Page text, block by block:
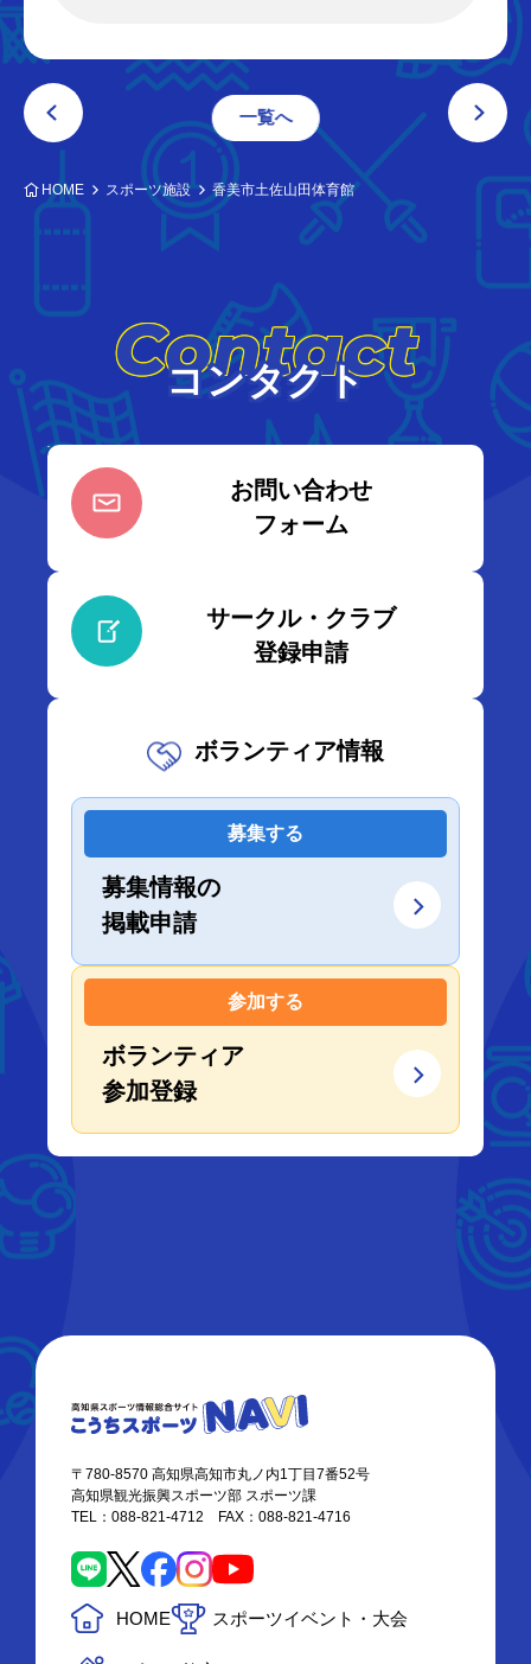
一覧へ
HOME スポーツ施設 香美市土佐山田体育館
Contact
コンタクト
お問い合わせ
フォーム
サークル・クラブ
登録申請
ボランティア情報
募集する
募集情報の
掲載申請
参加する
ボランティア
参加登録
〒780-8570 高知県高知市丸ノ内1丁目7番52号
高知県観光振興スポーツ部 スポーツ課
TEL：088-821-4712 FAX：088-821-4716
HOME スポーツイベント・大会